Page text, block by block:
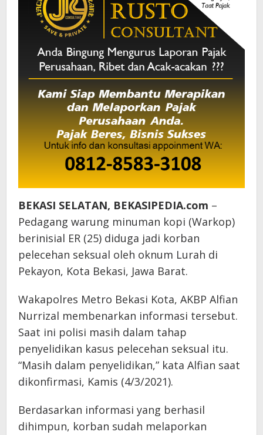
BEKASI SELATAN, BEKASIPEDIA.com –
Pedagang warung minuman kopi (Warkop)
berinisial ER (25) diduga jadi korban
pelecehan seksual oleh oknum Lurah di
Pekayon, Kota Bekasi, Jawa Barat.
Wakapolres Metro Bekasi Kota, AKBP Alfian
Nurrizal membenarkan informasi tersebut.
Saat ini polisi masih dalam tahap
penyelidikan kasus pelecehan seksual itu.
“Masih dalam penyelidikan,” kata Alfian saat
dikonfirmasi, Kamis (4/3/2021).
Berdasarkan informasi yang berhasil
dihimpun, korban sudah melaporkan